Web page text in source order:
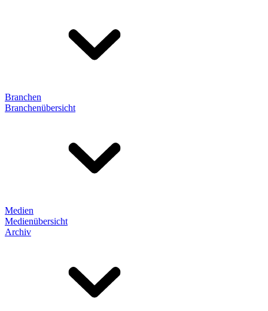
Branchen
Branchenübersicht
Medien
Medienübersicht
Archiv